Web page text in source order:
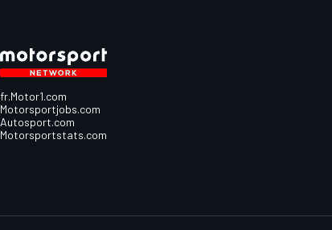
fr.Motor1.com
Motorsportjobs.com
Autosport.com
Motorsportstats.com